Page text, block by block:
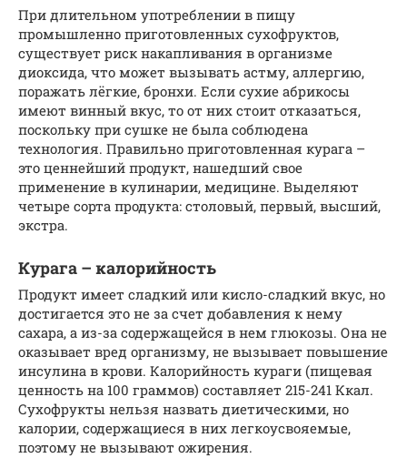
При длительном употреблении в пищу
промышленно приготовленных сухофруктов,
существует риск накапливания в организме
диоксида, что может вызывать астму, аллергию,
поражать лёгкие, бронхи. Если сухие абрикосы
имеют винный вкус, то от них стоит отказаться,
поскольку при сушке не была соблюдена
технология. Правильно приготовленная курага –
это ценнейший продукт, нашедший свое
применение в кулинарии, медицине. Выделяют
четыре сорта продукта: столовый, первый, высший,
экстра.
Курага – калорийность
Продукт имеет сладкий или кисло-сладкий вкус, но
достигается это не за счет добавления к нему
сахара, а из-за содержащейся в нем глюкозы. Она не
оказывает вред организму, не вызывает повышение
инсулина в крови. Калорийность кураги (пищевая
ценность на 100 граммов) составляет 215-241 Ккал.
Сухофрукты нельзя назвать диетическими, но
калории, содержащиеся в них легкоусвояемые,
поэтому не вызывают ожирения.